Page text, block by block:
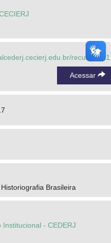
recurso/
Acessar
Brasileira
Institucional - CEDERJ